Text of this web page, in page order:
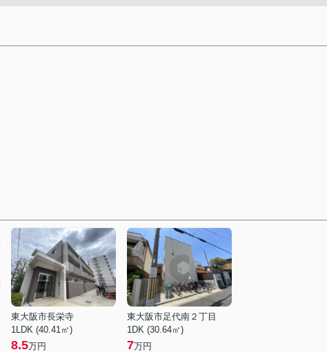
東大阪市長栄寺
1LDK (40.41㎡)
8.5万円
東大阪市足代南２丁目
1DK (30.64㎡)
7万円